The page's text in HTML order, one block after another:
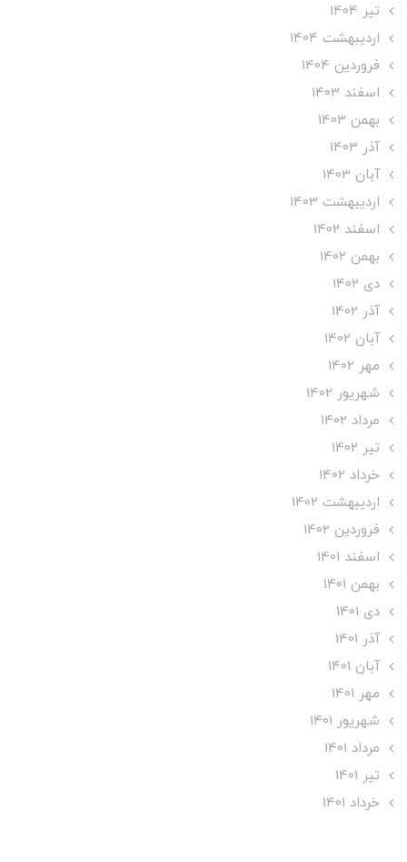
تير 1404
ارديبهشت 1404
فروردین 1404
اسفند 1403
بهمن 1403
آذر 1403
آبان 1403
ارديبهشت 1403
اسفند 1402
بهمن 1402
دی 1402
آذر 1402
آبان 1402
مهر 1402
شهریور 1402
مرداد 1402
تير 1402
خرداد 1402
ارديبهشت 1402
فروردین 1402
اسفند 1401
بهمن 1401
دی 1401
آذر 1401
آبان 1401
مهر 1401
شهریور 1401
مرداد 1401
تير 1401
خرداد 1401